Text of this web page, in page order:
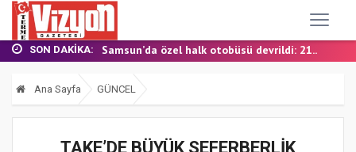
SON DAKIKA:
TERME MHP’DE KONGRE HEYECANI
YALI MAHALLESİ’NDE DOĞALGAZ İÇİN İLK KAZ...
Samsun’da özel halk otobüsü devrildi: 21...
FINDIK BAHÇESİNDE YANMIŞ HALDE ÖLÜ BULUN...
TERME MHP’DE KONGRE HEYECANI
Ana Sayfa GÜNCEL
TAKE’DE BÜYÜK SEFERBERLİK